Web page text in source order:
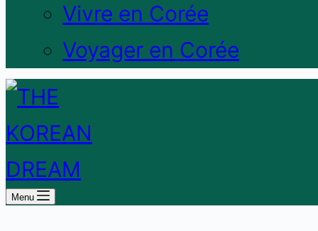
Vivre en Corée
Voyager en Corée
Menu